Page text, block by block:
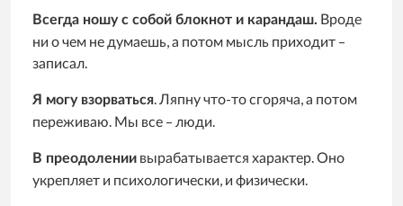
Всегда ношу с собой блокнот и карандаш. Вроде
ни о чем не думаешь, а потом мысль приходит –
записал.
Я могу взорваться. Ляпну что-то сгоряча, а потом
переживаю. Мы все – люди.
В преодолении вырабатывается характер. Оно
укрепляет и психологически, и физически.